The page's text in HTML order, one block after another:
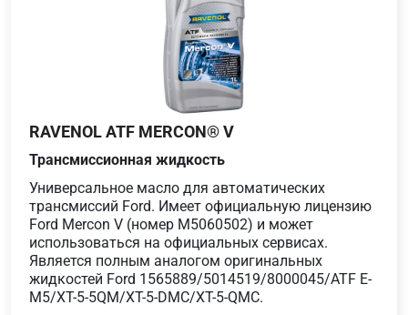
RAVENOL ATF MERCON® V
Трансмиссионная жидкость
Универсальное масло для автоматических
трансмиссий Ford. Имеет официальную лицензию
Ford Mercon V (номер M5060502) и может
использоваться на официальных сервисах.
Является полным аналогом оригинальных
жидкостей Ford 1565889/5014519/8000045/ATF E-
M5/XT-5-5QM/XT-5-DMC/XT-5-QMC.